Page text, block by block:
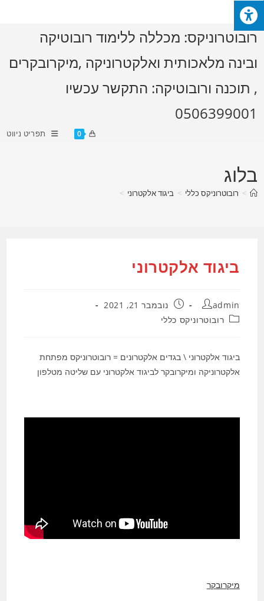
Skip
to
content
רובוטרוניקס: מכללה ללימוד רובוטיקה
ובינה מלאכותית ואלקטרוניקה ,מיקרובקרים
, תוכנה ורובוטיקה: התקשר עכשיו
0506399001
0 תפריט ניווט
בלוג
> רובוטרוניקס כללי > ביגוד אלקטרוני >
ביגוד אלקטרוני
מחבר:
admin פורסם:נובמבר 21, 2021
קטגוריה:רובוטרוניקס כללי
ביגוד אלקטרוני \ בגדים אלקטרונים = רובוטרוניקס מפתחת
אלקטרוניקה ומיקרובקר לביגוד אלקטרוני עם שליטה מטלפון
מיקרובקר